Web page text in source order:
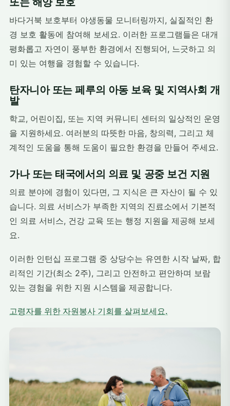
바다거북 보호부터 야생동물 모니터링까지, 실질적인 환
경 보호 활동에 참여해 보세요. 이러한 프로그램들은 대개
평화롭고 자연이 풍부한 환경에서 진행되어, 느긋하고 의
미 있는 여행을 경험할 수 있습니다.
탄자니아 또는 페루의 아동 보육 및 지역사회 개
발
학교, 어린이집, 또는 지역 커뮤니티 센터의 일상적인 운영
을 지원하세요. 여러분의 따뜻한 마음, 창의력, 그리고 체
계적인 도움을 통해 도움이 필요한 환경을 만들어 주세요.
가나 또는 태국에서의 의료 및 공중 보건 지원
의료 분야에 경험이 있다면, 그 지식은 큰 자산이 될 수 있
습니다. 의료 서비스가 부족한 지역의 진료소에서 기본적
인 의료 서비스, 건강 교육 또는 행정 지원을 제공해 보세
요.
이러한 인턴십 프로그램 중 상당수는 유연한 시작 날짜, 합
리적인 기간(최소 2주), 그리고 안전하고 편안하며 보람
있는 경험을 위한 지원 시스템을 제공합니다.
고령자를 위한 자원봉사 기회를 살펴보세요.